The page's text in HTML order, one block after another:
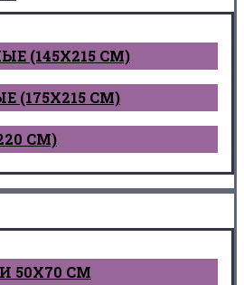
(145Х215 СМ)
(175Х215 СМ)
СМ)
50Х70 СМ